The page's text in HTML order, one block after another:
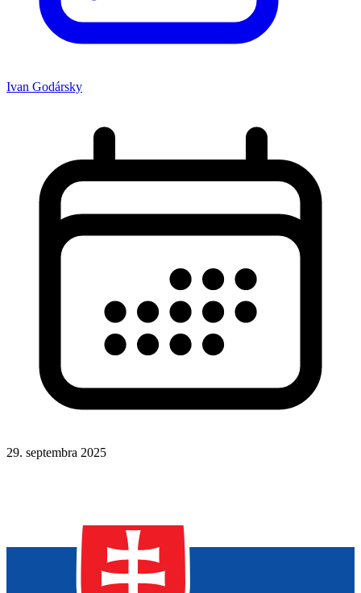
Ivan Godársky
29. septembra 2025